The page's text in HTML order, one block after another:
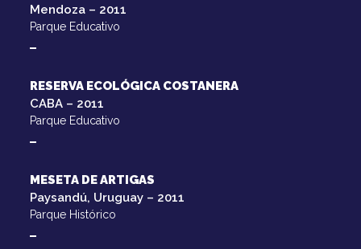
Mendoza – 2011
Parque Educativo
RESERVA ECOLÓGICA COSTANERA
CABA – 2011
Parque Educativo
MESETA DE ARTIGAS
Paysandú, Uruguay – 2011
Parque Histórico